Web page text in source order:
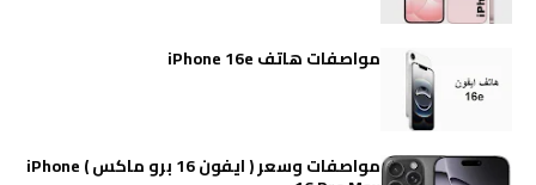
مواصفات هاتف iPhone 16e
مواصفات وسعر ( ايفون 16 برو ماكس ) iPhone